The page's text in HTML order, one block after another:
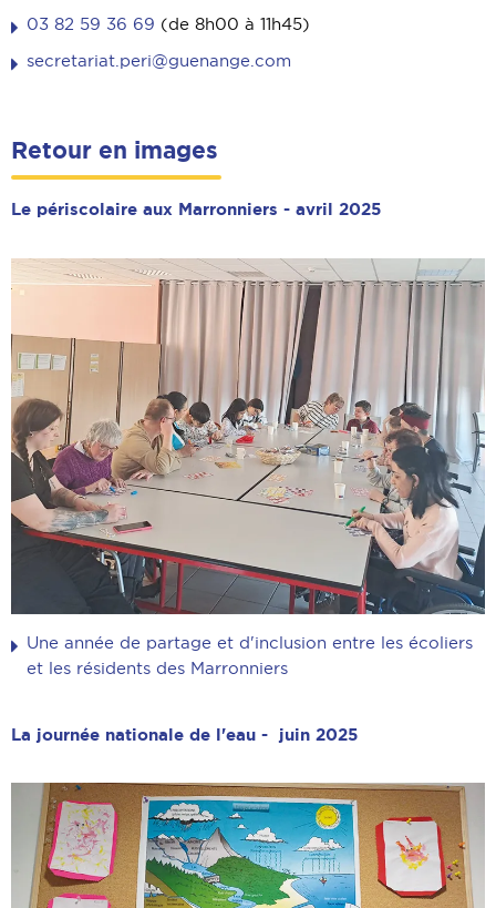
03 82 59 36 69 (de 8h00 à 11h45)
secretariat.peri@guenange.com
Retour en images
Le périscolaire aux Marronniers - avril 2025
Une année de partage et d'inclusion entre les écoliers
et les résidents des Marronniers
La journée nationale de l'eau - juin 2025